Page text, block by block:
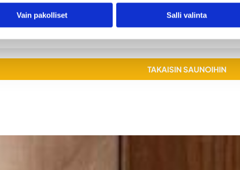
Vain pakolliset Salli valinta
jälkeen huhti–kesäkuu).
TAKAISIN SAUNOIHIN